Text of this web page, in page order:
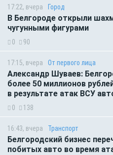
17:22, вчера Город
В Белгороде открыли
чугунными фигурами
0 90
17:15, вчера От первого лица
Александр Шуваев:
более 50 миллионов
в результате атак ВСУ
0 138
16:43, вчера Транспорт
Белгородский бизнес
побитых авто во время